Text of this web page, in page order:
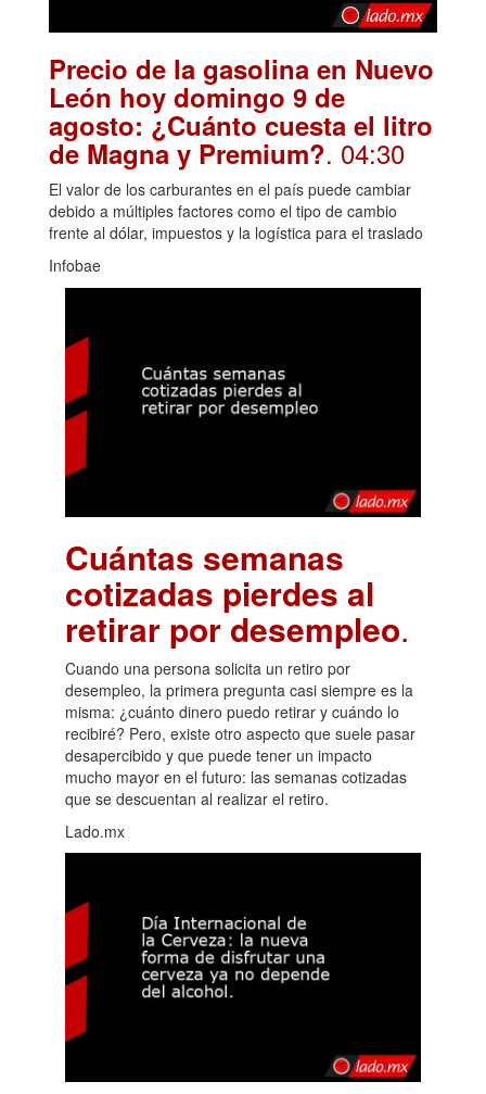
Precio de la gasolina en Nuevo
León hoy domingo 9 de
agosto: ¿Cuánto cuesta el litro
de Magna y Premium?. 04:30
El valor de los carburantes en el país puede cambiar
debido a múltiples factores como el tipo de cambio
frente al dólar, impuestos y la logística para el traslado
Infobae
Cuántas semanas
cotizadas pierdes al
retirar por desempleo.
Cuando una persona solicita un retiro por
desempleo, la primera pregunta casi siempre es la
misma: ¿cuánto dinero puedo retirar y cuándo lo
recibiré? Pero, existe otro aspecto que suele pasar
desapercibido y que puede tener un impacto
mucho mayor en el futuro: las semanas cotizadas
que se descuentan al realizar el retiro.
Lado.mx